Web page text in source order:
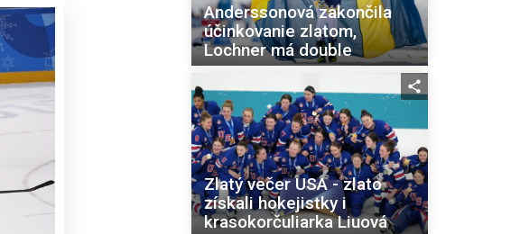
Anderssonová zakončila
účinkovanie zlatom,
Lochner má double
Zlatý večer USA - zlato
získali hokejistky i
krasokorčuliarka Liuová